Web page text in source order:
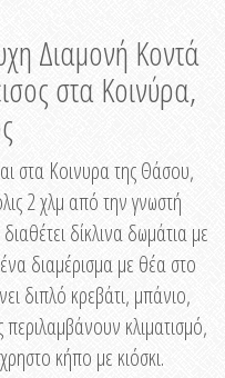
Διαμονή Κοντά
στα Κοινύρα,
στα Κοινυρα της Θάσου,
2 χλμ από την γνωστή
δίκλινα δωμάτια με
διαμέρισμα με θέα στο
διπλό κρεβάτι, μπάνιο,
περιλαμβάνουν κλιματισμό,
κήπο με κιόσκι.